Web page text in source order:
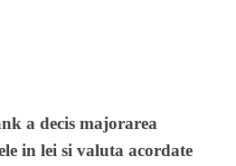
a decis majorarea
in lei si valuta acordate